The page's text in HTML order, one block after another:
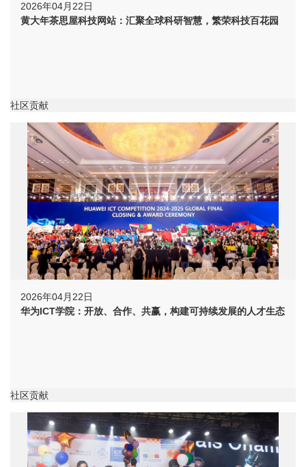
2026年04月22日
黄大年茶思屋科技网站：汇聚全球科研智慧，繁荣科技百花园
社区贡献
2026年04月22日
华为ICT学院：开放、合作、共赢，构建可持续发展的人才生态
社区贡献